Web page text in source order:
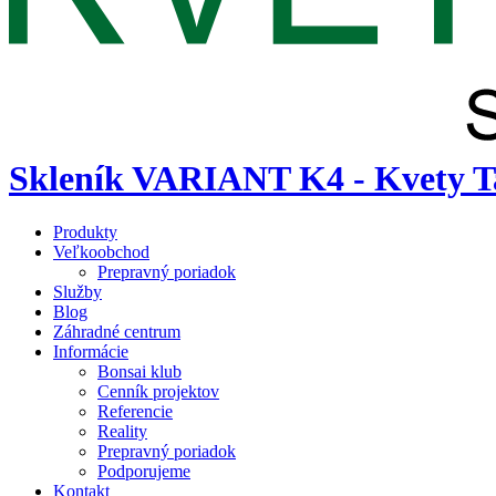
Skleník VARIANT K4 - Kvety
Produkty
Veľkoobchod
Prepravný poriadok
Služby
Blog
Záhradné centrum
Informácie
Bonsai klub
Cenník projektov
Referencie
Reality
Prepravný poriadok
Podporujeme
Kontakt